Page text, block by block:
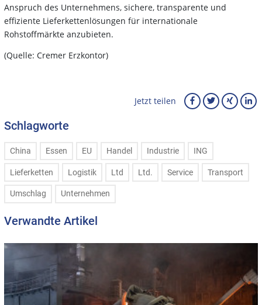
Anspruch des Unternehmens, sichere, transparente und
effiziente Lieferkettenlösungen für internationale
Rohstoffmärkte anzubieten.
(Quelle: Cremer Erzkontor)
Jetzt teilen
Schlagworte
China Essen EU Handel Industrie ING
Lieferketten Logistik Ltd Ltd. Service Transport
Umschlag Unternehmen
Verwandte Artikel